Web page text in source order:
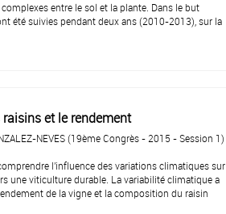
entre le sol et la plante. Dans le but
été suivies pendant deux ans (2010-2013), sur la
et le rendement
NEVES (19ème Congrès - 2015 - Session 1)
l'influence des variations climatiques sur
une viticulture durable. La variabilité climatique a
de la vigne et la composition du raisin